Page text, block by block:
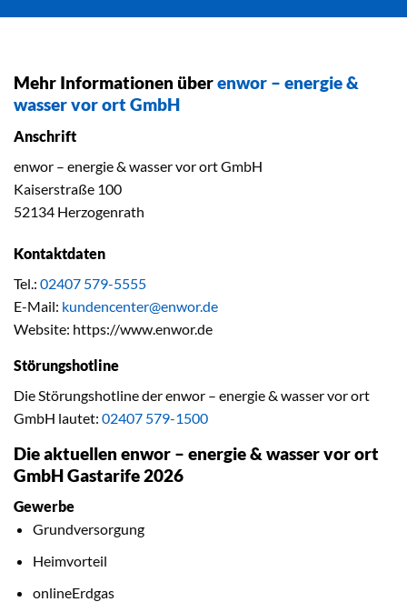
Mehr Informationen überenwor – energie &
wasser vor ort GmbH
Anschrift
enwor – energie & wasser vor ort GmbH
Kaiserstraße 100
52134 Herzogenrath
Kontaktdaten
Tel.: 02407 579-5555
E-Mail: kundencenter@enwor.de
Website: https://www.enwor.de
Störungshotline
Die Störungshotline der enwor – energie & wasser vor ort
GmbH lautet: 02407 579-1500
Die aktuellen enwor – energie & wasser vor ort
GmbH Gastarife 2026
Gewerbe
Grundversorgung
Heimvorteil
onlineErdgas